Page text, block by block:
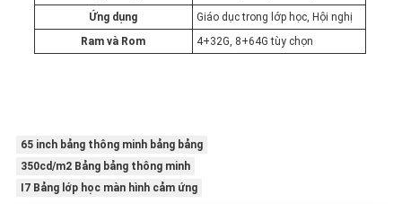
Ứng dụng
Giáo dục trong lớp học, Hội nghị
Ram và Rom
4+32G, 8+64G tùy chọn
65 inch bảng thông minh bảng bảng
350cd/m2 Bảng bảng thông minh
I7 Bảng lớp học màn hình cảm ứng